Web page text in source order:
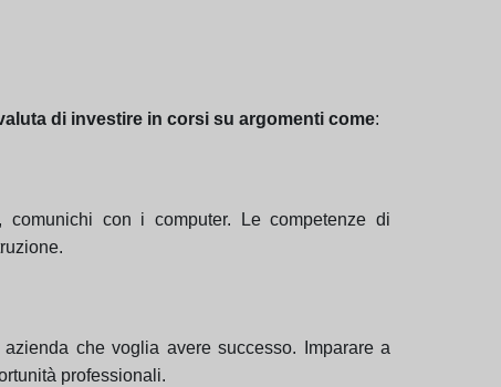
di investire in corsi su argomenti come:
con i computer. Le competenze di
che voglia avere successo. Imparare a
professionali.